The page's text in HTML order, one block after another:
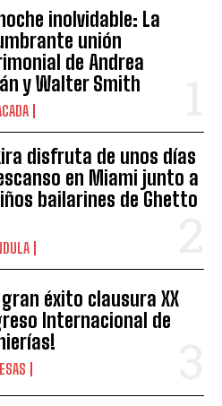
inolvidable: La
unión
de Andrea
y Walter Smith
disfruta de unos días
en Miami junto a
bailarines de Ghetto
gran éxito clausura XX
Internacional de